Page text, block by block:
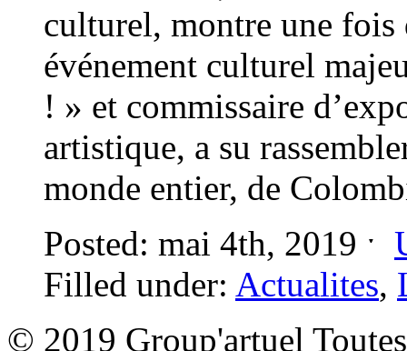
culturel, montre une fois
événement culturel
! » et commissaire
artistique, a su
monde entier, de
Posted: mai 4th, 2019 ˑ
Filled under: Actualites,
© 2019 Group'artuel